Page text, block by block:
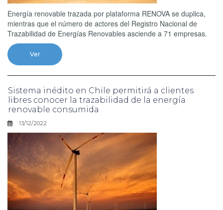
Energía renovable trazada por plataforma RENOVA se duplica,
mientras que el número de actores del Registro Nacional de
Trazabilidad de Energías Renovables asciende a 71 empresas.
Ver
Sistema inédito en Chile permitirá a clientes
libres conocer la trazabilidad de la energía
renovable consumida
13/12/2022